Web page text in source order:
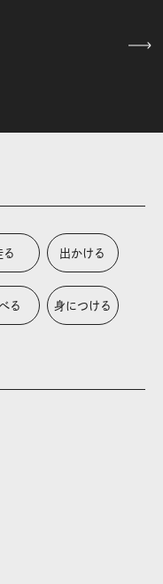
る 出かける
る 身につける